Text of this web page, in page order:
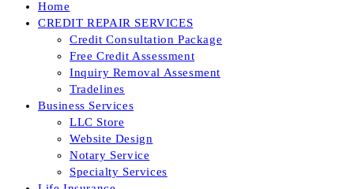
Home
CREDIT REPAIR SERVICES
Credit Consultation Package
Free Credit Assessment
Inquiry Removal Assesment
Tradelines
Business Services
LLC Store
Website Design
Notary Service
Specialty Services